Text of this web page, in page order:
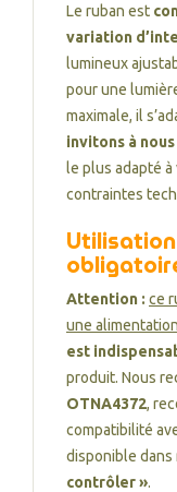
Le ruban est
variation
lumineux
pour une
maximale, il
invitons à
le plus adapté
contraintes
Attention : ce
une
est
produit. Nous
OTNA4372,
compatibilité
disponible
contrôler ».